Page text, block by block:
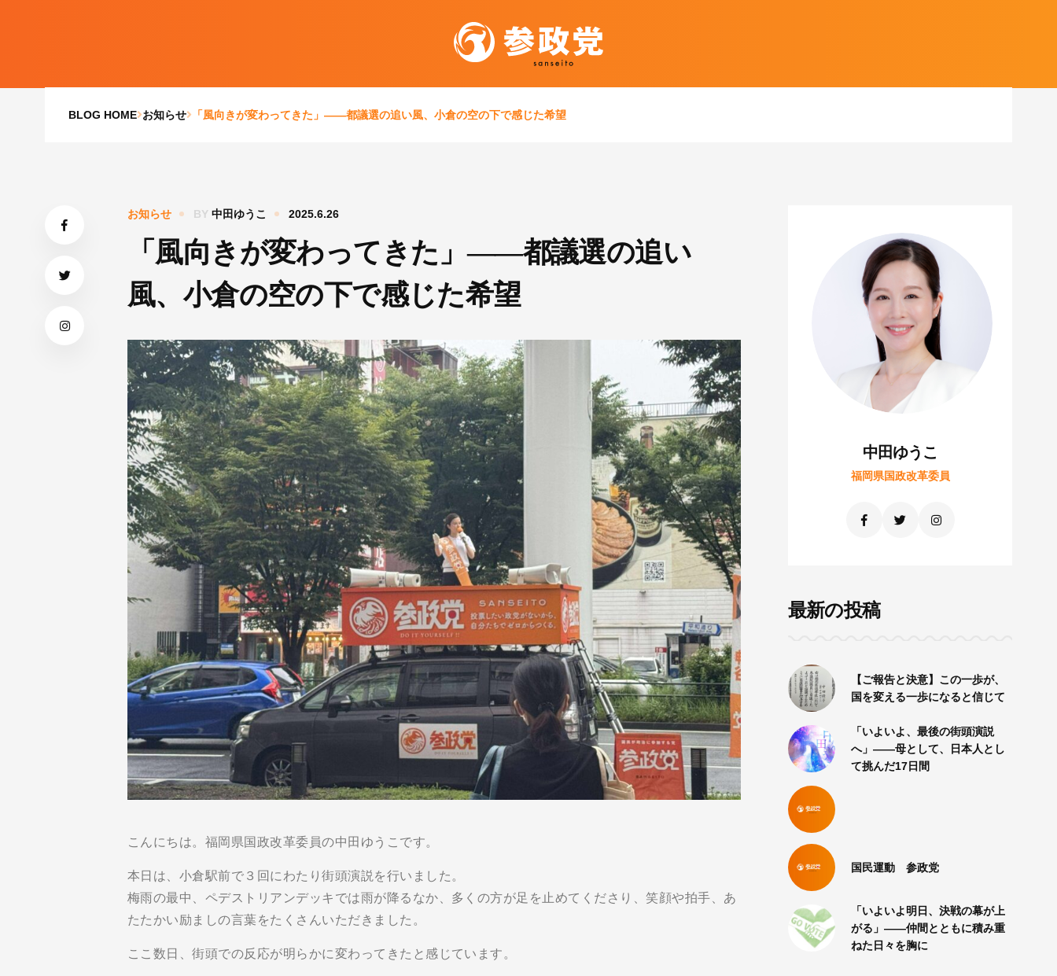
BLOG HOME お知らせ 「風向きが変わってきた」――都議選の追い風、小倉の空の下で感じた希望
お知らせ BY 中田ゆうこ 2025.6.26
「風向きが変わってきた」――都議選の追い
風、小倉の空の下で感じた希望
こんにちは。福岡県国政改革委員の中田ゆうこです。
本日は、小倉駅前で３回にわたり街頭演説を行いました。
梅雨の最中、ペデストリアンデッキでは雨が降るなか、多くの方が足を止めてくださり、笑顔や拍手、あ
たたかい励ましの言葉をたくさんいただきました。
ここ数日、街頭での反応が明らかに変わってきたと感じています。
中田ゆうこ
福岡県国政改革委員
最新の投稿
【ご報告と決意】この一歩が、
国を変える一歩になると信じて
「いよいよ、最後の街頭演説
へ」――母として、日本人とし
て挑んだ17日間
国民運動 参政党
「いよいよ明日、決戦の幕が上
がる」――仲間とともに積み重
ねた日々を胸に